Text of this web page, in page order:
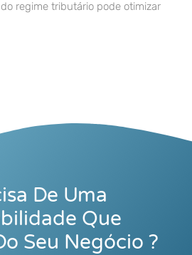
regime tributário pode otimizar
De Uma
Que
Seu Negócio ?